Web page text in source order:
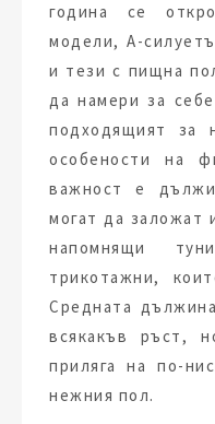
година се
модели, А-
и тези с пищна
да намери за
подходящият за
особености на
важност е
могат да заложат
напомнящи
трикотажни,
Средната
всякакъв ръст,
приляга на по-
нежния пол.